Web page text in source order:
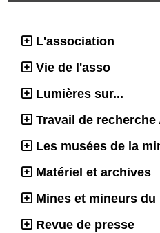
L'association
Vie de l'asso
Lumières sur...
Travail de recherche
Les musées de la
Matériel et archives
Mines et mineurs du
Revue de presse